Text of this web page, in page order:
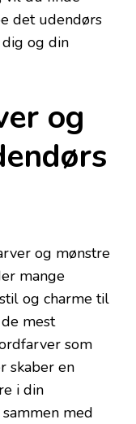
det udendørs
og din
og
og mønstre
mange
og charme til
mest
som
skaber en
i din
med